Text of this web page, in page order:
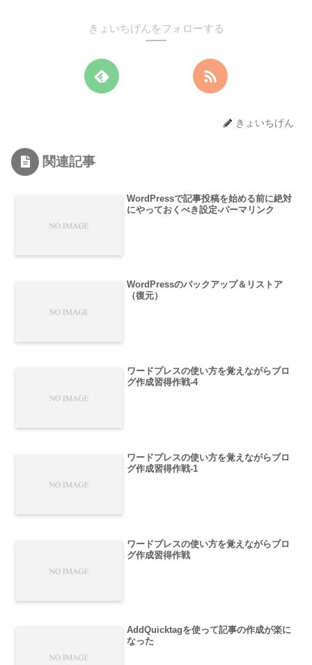
きょいちげんをフォローする
きょいちげん
関連記事
WordPressで記事投稿を始める前に絶対
にやっておくべき設定-パーマリンク
WordPressのバックアップ＆リストア
（復元）
ワードプレスの使い方を覚えながらブロ
グ作成習得作戦-4
ワードプレスの使い方を覚えながらブロ
グ作成習得作戦-1
ワードプレスの使い方を覚えながらブロ
グ作成習得作戦
AddQuicktagを使って記事の作成が楽に
なった